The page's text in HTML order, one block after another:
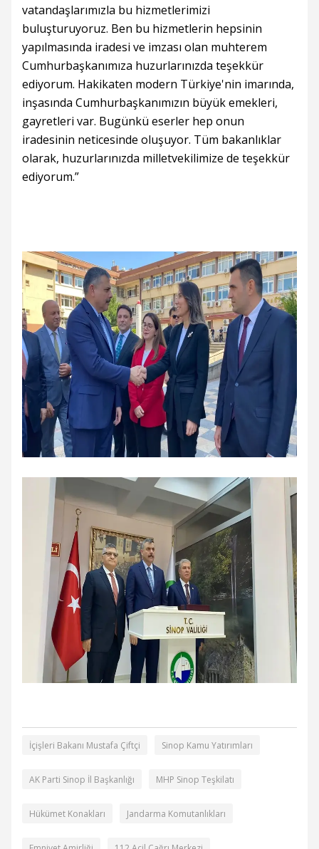
vatandaşlarımızla bu hizmetlerimizi
buluşturuyoruz. Ben bu hizmetlerin hepsinin
yapılmasında iradesi ve imzası olan muhterem
Cumhurbaşkanımıza huzurlarınızda teşekkür
ediyorum. Hakikaten modern Türkiye'nin imarında,
inşasında Cumhurbaşkanımızın büyük emekleri,
gayretleri var. Bugünkü eserler hep onun
iradesinin neticesinde oluşuyor. Tüm bakanlıklar
olarak, huzurlarınızda milletvekilimize de teşekkür
ediyorum.”
İçişleri Bakanı Mustafa Çiftçi Sinop Kamu Yatırımları
AK Parti Sinop İl Başkanlığı MHP Sinop Teşkilatı
Hükümet Konakları Jandarma Komutanlıkları